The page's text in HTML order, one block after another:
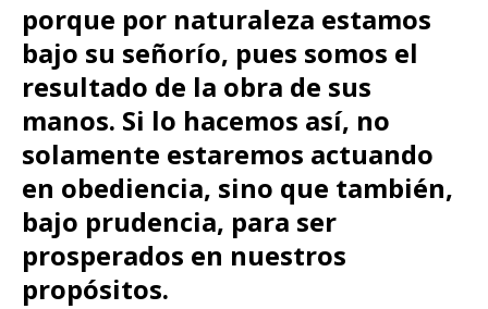
porque por naturaleza estamos
bajo su señorío, pues somos el
resultado de la obra de sus
manos. Si lo hacemos así, no
solamente estaremos actuando
en obediencia, sino que también,
bajo prudencia, para ser
prosperados en nuestros
propósitos.